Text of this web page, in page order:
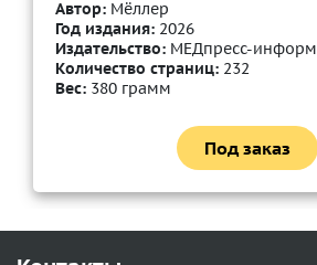
Автор: Мёллер
Год издания: 2026
Издательство: МЕДпресс-информ
Количество страниц: 232
Вес: 380 грамм
Под заказ